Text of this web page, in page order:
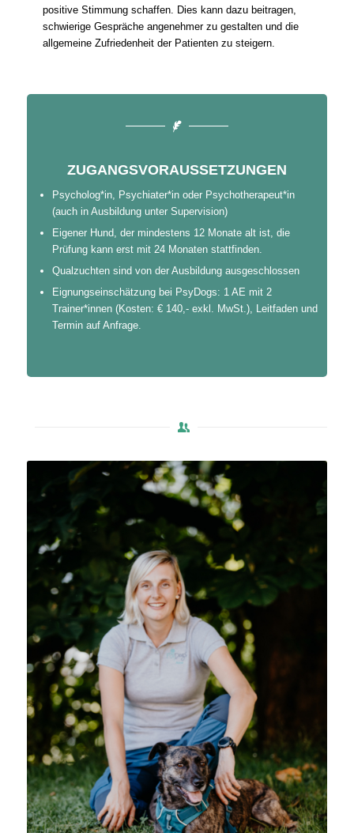
positive Stimmung schaffen. Dies kann dazu beitragen,
schwierige Gespräche angenehmer zu gestalten und die
allgemeine Zufriedenheit der Patienten zu steigern.
ZUGANGSVORAUSSETZUNGEN
Psycholog*in, Psychiater*in oder Psychotherapeut*in
(auch in Ausbildung unter Supervision)
Eigener Hund, der mindestens 12 Monate alt ist, die
Prüfung kann erst mit 24 Monaten stattfinden.
Qualzuchten sind von der Ausbildung ausgeschlossen
Eignungseinschätzung bei PsyDogs: 1 AE mit 2
Trainer*innen (Kosten: € 140,- exkl. MwSt.), Leitfaden und
Termin auf Anfrage.